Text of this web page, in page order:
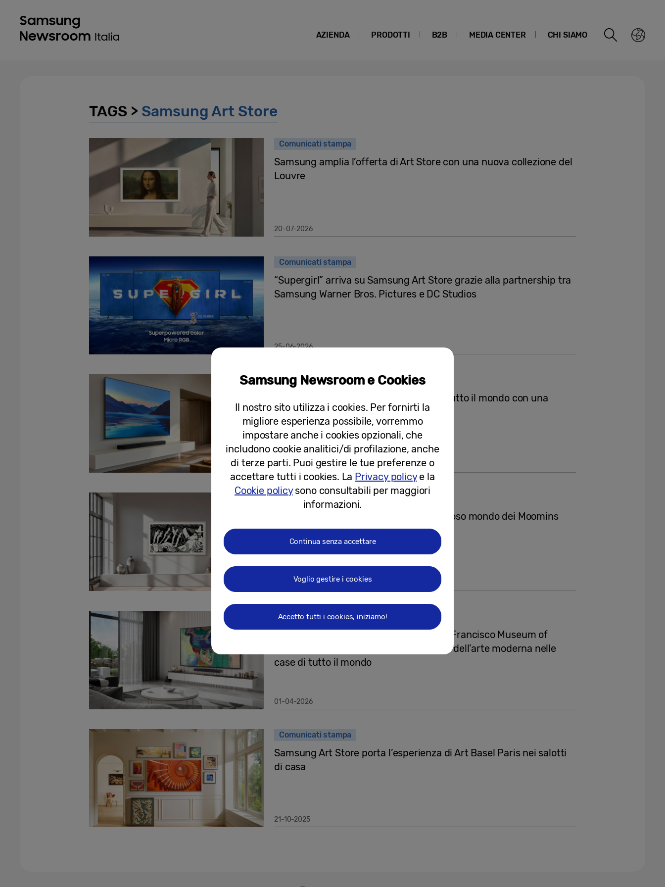
AZIENDA PRODOTTI B2B MEDIA CENTER CHI SIAMO
TAGS > Samsung Art Store
Comunicati stampa
Samsung amplia l’offerta di Art Store con una nuova collezione del
Louvre
20-07-2026
Comunicati stampa
“Supergirl” arriva su Samsung Art Store grazie alla partnership tra
Samsung Warner Bros. Pictures e DC Studios
25-06-2026
Comunicati stampa
Samsung porta Art Basel nelle case di tutto il mondo con una
nuova collezione curata su Art Store
16-06-2026
Comunicati stampa
Samsung Art Store accoglie il meraviglioso mondo dei Moomins
grazie a una partnership
18-05-2026
Comunicati stampa
Samsung Art Store collabora con il San Francisco Museum of
Modern Art per portare i grandi maestri dell’arte moderna nelle
case di tutto il mondo
01-04-2026
Comunicati stampa
Samsung Art Store porta l’esperienza di Art Basel Paris nei salotti
di casa
21-10-2025
Samsung Newsroom e Cookies
Il nostro sito utilizza i cookies. Per fornirti la
migliore esperienza possibile, vorremmo
impostare anche i cookies opzionali, che
includono cookie analitici/di profilazione, anche
di terze parti. Puoi gestire le tue preferenze o
accettare tutti i cookies. La Privacy policye la
Cookie policysono consultabili per maggiori
informazioni.
Continua senza accettare
Voglio gestire i cookies
Accetto tutti i cookies, iniziamo!